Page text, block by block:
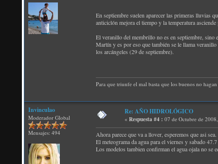
En septiembre suelen aparecer las primeras lluvias
anticiclón mejora el tiempo y la temperatura
El veranillo del membrillo no es en septiembre, sino
Martín y es por eso que también se le llama
los arcángeles (29 de septiembre).
Para que triunfe el mal basta que los buenos no
Invinculao
Moderador Global
Mensajes: 494
Re: AÑO HIDROLÓGICO
« Respuesta #4 : 07 de Octubre de
Ahora parece que va a llover, esperemos que asi sea.
El meteograma da agua para el viernes y sabado
Los modelos tambien confirman el agua ojala no se